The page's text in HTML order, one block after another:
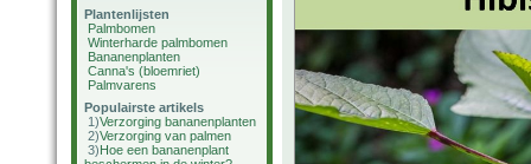
Plantenlijsten
Palmbomen
Winterharde palmbomen
Bananenplanten
Canna's (bloemriet)
Palmvarens
Populairste artikels
1)Verzorging bananenplanten
2)Verzorging van palmen
3)Hoe een bananenplant